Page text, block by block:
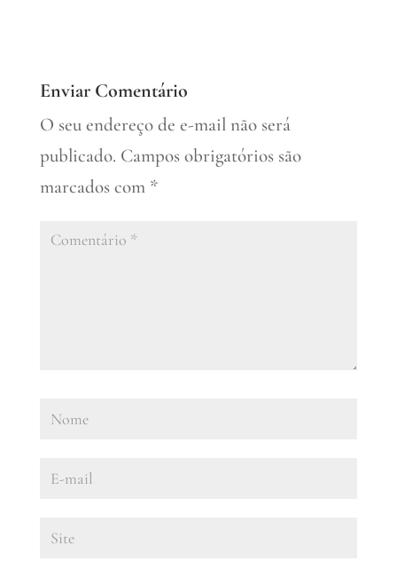
Enviar Comentário
O seu endereço de e-mail não será
publicado. Campos obrigatórios são
marcados com *